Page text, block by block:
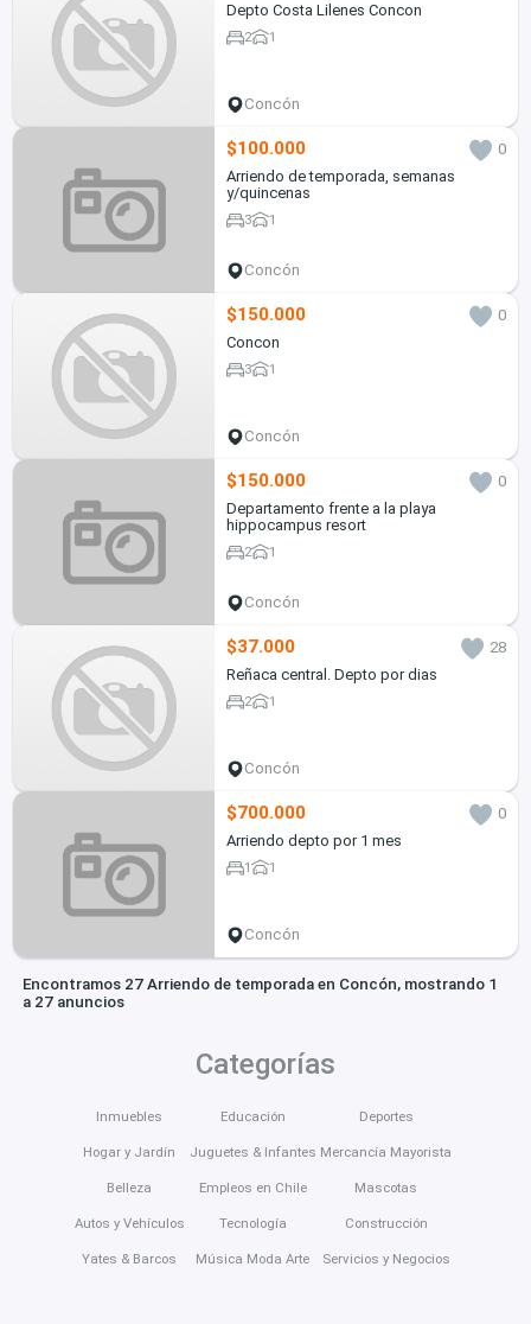
Depto Costa Lilenes Concon
2 1
Concón
$100.000
0
Arriendo de temporada, semanas
y/quincenas
3 1
Concón
$150.000
0
Concon
3 1
Concón
$150.000
0
Departamento frente a la playa
hippocampus resort
2 1
Concón
$37.000
28
Reñaca central. Depto por dias
2 1
Concón
$700.000
0
Arriendo depto por 1 mes
1 1
Concón
Encontramos 27 Arriendo de temporada en Concón, mostrando 1
a 27 anuncios
Categorías
Inmuebles
Hogar y Jardín
Belleza
Autos y Vehículos
Yates & Barcos
Educación
Juguetes & Infantes
Empleos en Chile
Tecnología
Música Moda Arte
Deportes
Mercancía Mayorista
Mascotas
Construcción
Servicios y Negocios